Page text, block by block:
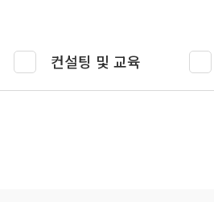
컨설팅 및 교육